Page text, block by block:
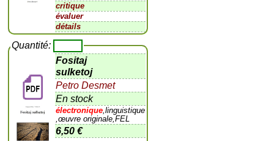
critique
évaluer
détails
Quantité:
Fositaj
sulketoj
Petro Desmet
En stock
électronique ,linguistique
,œuvre originale,FEL
6,50 €